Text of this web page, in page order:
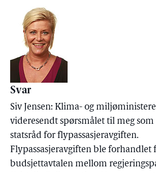
Svar
Siv Jensen: Klima- og
videresendt spørsmålet til meg som
statsråd for flypassasjeravgiften.
Flypassasjeravgiften ble forhandlet
budsjettavtalen mellom